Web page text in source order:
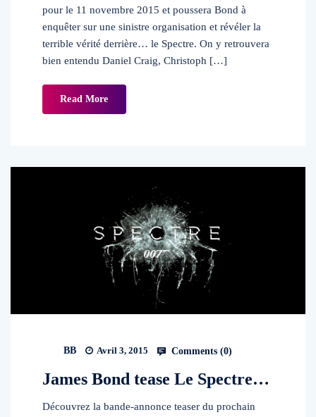
pour le 11 novembre 2015 et poussera Bond à
enquêter sur une sinistre organisation et révéler la
terrible vérité derrière… le Spectre. On y retrouvera
bien entendu Daniel Craig, Christoph […]
Read More
BB Avril 3, 2015 Comments (0)
James Bond tease Le Spectre…
Découvrez la bande-annonce teaser du prochain